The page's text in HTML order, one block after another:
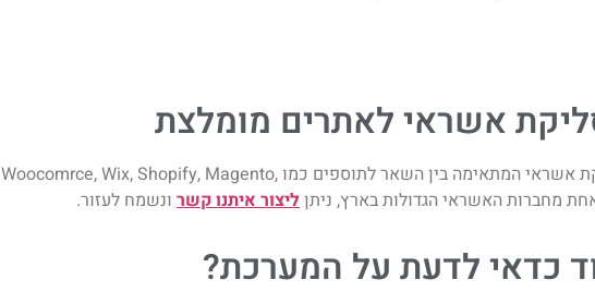
אשראי לאתרים​ מומלצת
אם אתם מעוניינים במערכת מומלצת לסליקת אשראי המתאימה בין השאר לתוספים כמו Woocomrce, Wix, Shopify, Magento,
ליצור איתנו קשר ונשמח לעזור.
כדאי לדעת על המערכת?